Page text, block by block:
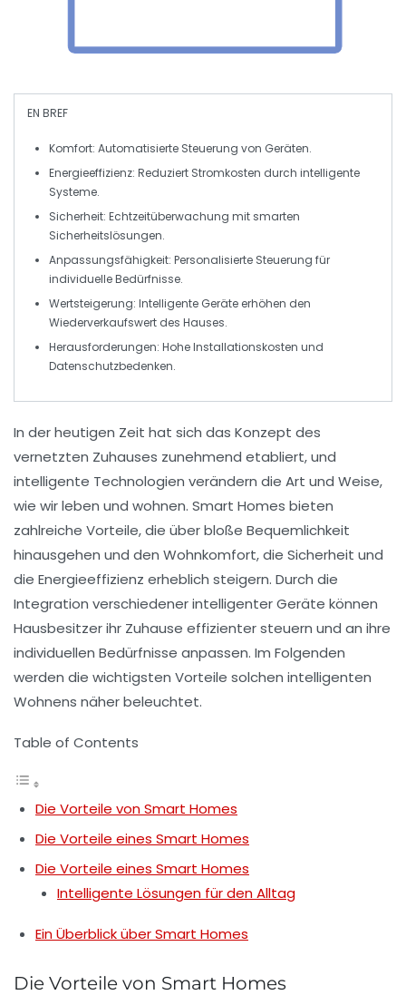
EN BREF
Komfort: Automatisierte Steuerung von Geräten.
Energieeffizienz: Reduziert Stromkosten durch intelligente
Systeme.
Sicherheit: Echtzeitüberwachung mit smarten
Sicherheitslösungen.
Anpassungsfähigkeit: Personalisierte Steuerung für
individuelle Bedürfnisse.
Wertsteigerung: Intelligente Geräte erhöhen den
Wiederverkaufswert des Hauses.
Herausforderungen: Hohe Installationskosten und
Datenschutzbedenken.
In der heutigen Zeit hat sich das Konzept des
vernetzten Zuhauses zunehmend etabliert, und
intelligente Technologien verändern die Art und Weise,
wie wir leben und wohnen. Smart Homes bieten
zahlreiche Vorteile, die über bloße Bequemlichkeit
hinausgehen und den Wohnkomfort, die Sicherheit und
die Energieeffizienz erheblich steigern. Durch die
Integration verschiedenerintelligenter Geräte können
Hausbesitzer ihr Zuhause effizienter steuern und an ihre
individuellen Bedürfnisse anpassen. Im Folgenden
werden die wichtigsten Vorteile solchen intelligenten
Wohnens näher beleuchtet.
Table of Contents
Die Vorteile von Smart Homes
Die Vorteile eines Smart Homes
Die Vorteile eines Smart Homes
Intelligente Lösungen für den Alltag
Ein Überblick über Smart Homes
Die Vorteile von Smart Homes